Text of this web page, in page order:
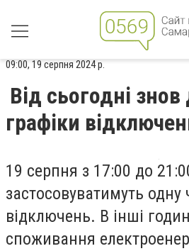
09:00, 19 серпня 2024 р.
Від сьогодні
графіки
19 серпня з 17:00 до
застосовуватимуть одну
відключень. В інші
споживання